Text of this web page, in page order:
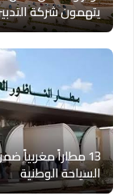
يتهمون شركة
السياحة الوطنية